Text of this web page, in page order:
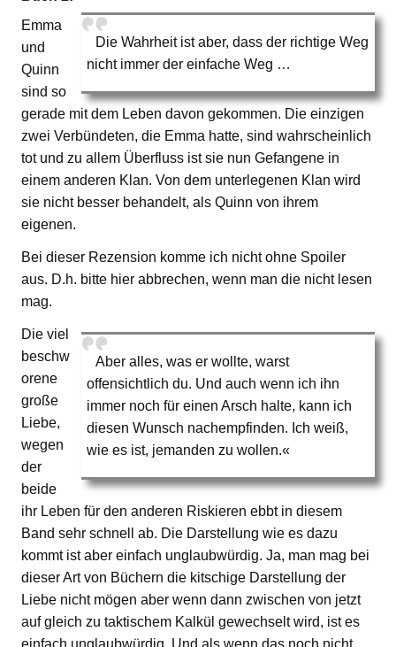
Die Wahrheit ist aber, dass der richtige Weg
nicht immer der einfache Weg …
Emma
und
Quinn
sind so
gerade mit dem Leben davon gekommen. Die einzigen
zwei Verbündeten, die Emma hatte, sind wahrscheinlich
tot und zu allem Überfluss ist sie nun Gefangene in
einem anderen Klan. Von dem unterlegenen Klan wird
sie nicht besser behandelt, als Quinn von ihrem
eigenen.
Bei dieser Rezension komme ich nicht ohne Spoiler
aus. D.h. bitte hier abbrechen, wenn man die nicht lesen
mag.
Aber alles, was er wollte, warst
offensichtlich du. Und auch wenn ich ihn
immer noch für einen Arsch halte, kann ich
diesen Wunsch nachempfinden. Ich weiß,
wie es ist, jemanden zu wollen.«
Die viel
beschw
orene
große
Liebe,
wegen
der
beide
ihr Leben für den anderen Riskieren ebbt in diesem
Band sehr schnell ab. Die Darstellung wie es dazu
kommt ist aber einfach unglaubwürdig. Ja, man mag bei
dieser Art von Büchern die kitschige Darstellung der
Liebe nicht mögen aber wenn dann zwischen von jetzt
auf gleich zu taktischem Kalkül gewechselt wird, ist es
einfach unglaubwürdig. Und als wenn das noch nicht